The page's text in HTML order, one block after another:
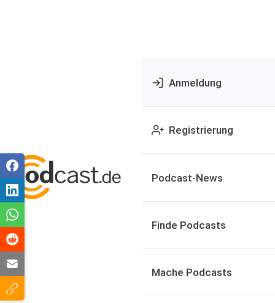
Anmeldung
Registrierung
Podcast-News
Finde Podcasts
Mache Podcasts